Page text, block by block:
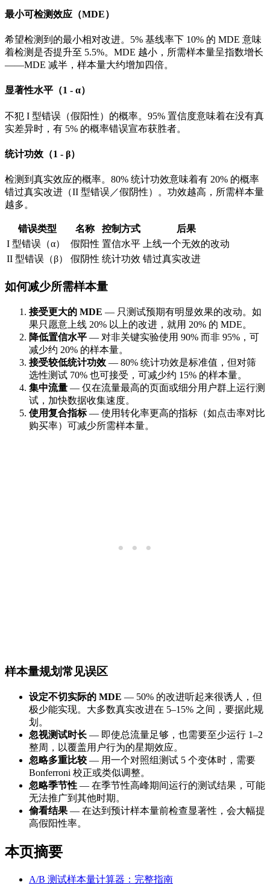
最小可检测效应（MDE）
希望检测到的最小相对改进。5% 基线率下 10% 的 MDE 意味
着检测是否提升至 5.5%。MDE 越小，所需样本量呈指数增长
——MDE 减半，样本量大约增加四倍。
显著性水平（1 - α）
不犯 I 型错误（假阳性）的概率。95% 置信度意味着在没有真
实差异时，有 5% 的概率错误宣布获胜者。
统计功效（1 - β）
检测到真实效应的概率。80% 统计功效意味着有 20% 的概率
错过真实改进（II 型错误／假阴性）。功效越高，所需样本量
越多。
错误类型 名称 控制方式
后果
I 型错误（α）
假阳性 置信水平
上线一个无效的改动
II 型错误（β）
假阴性 统计功效 错过真实改进
如何减少所需样本量
接受更大的 MDE — 只测试预期有明显效果的改动。如
果只愿意上线 20% 以上的改进，就用 20% 的 MDE。
降低置信水平 — 对非关键实验使用 90% 而非 95%，可
减少约 20% 的样本量。
接受较低统计功效 — 80% 统计功效是标准值，但对筛
选性测试 70% 也可接受，可减少约 15% 的样本量。
集中流量 — 仅在流量最高的页面或细分用户群上运行测
试，加快数据收集速度。
使用复合指标— 使用转化率更高的指标（如点击率对比
购买率）可减少所需样本量。
样本量规划常见误区
设定不切实际的 MDE — 50% 的改进听起来很诱人，但
极少能实现。大多数真实改进在 5–15% 之间，要据此规
划。
忽视测试时长 — 即使总流量足够，也需要至少运行 1–2
整周，以覆盖用户行为的星期效应。
忽略多重比较 — 用一个对照组测试 5 个变体时，需要
Bonferroni 校正或类似调整。
忽略季节性 — 在季节性高峰期间运行的测试结果，可能
无法推广到其他时期。
偷看结果 — 在达到预计样本量前检查显著性，会大幅提
高假阳性率。
本页摘要
A/B 测试样本量计算器：完整指南